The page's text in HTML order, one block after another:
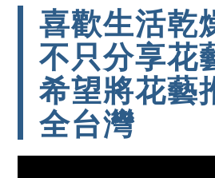
喜歡生活乾
不只分享花
希望將花藝
全台灣